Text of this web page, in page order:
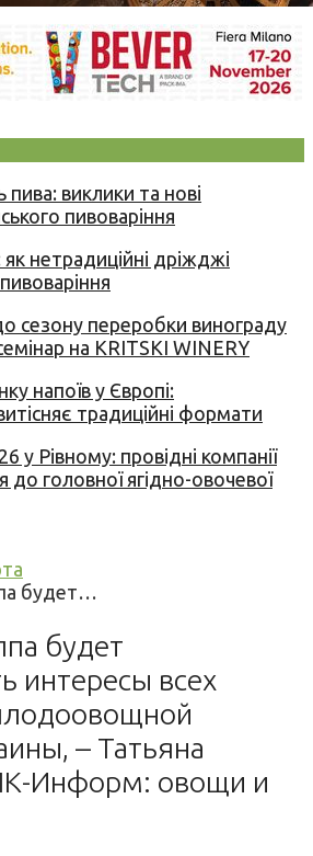
виклики та нові
пивоваріння
нетрадиційні дріжджі
сезону переробки винограду
на KRITSKI WINERY
напоїв у Європі:
традиційні формати
у Рівному: провідні компанії
до головної ягідно-овочевої
будет…
будет
интересы всех
– Татьяна
Информ: овощи и